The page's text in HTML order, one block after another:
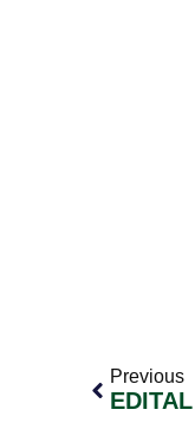
Previous